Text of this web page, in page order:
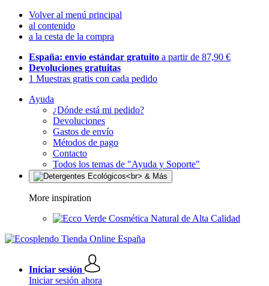
Volver al menú principal
al contenido
a la cesta de la compra
España: envío estándar gratuito a partir de 87,90 €
Devoluciones gratuitas
1 Muestras gratis con cada pedido
Ayuda
¿Dónde está mi pedido?
Devoluciones
Gastos de envío
Métodos de pago
Contacto
Todos los temas de "Ayuda y Soporte"
More inspiration
Cosmética Natural de Alta Calidad
Iniciar sesión
Iniciar sesión ahora